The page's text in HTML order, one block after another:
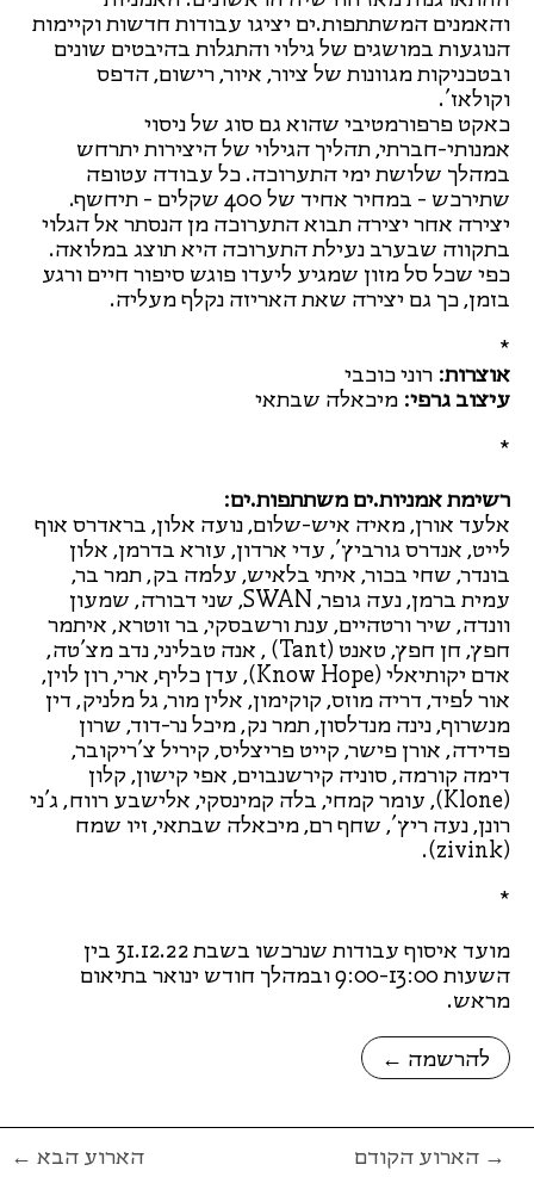
← להרשמה
והאמנים המשתתפות.ים יציגו עבודות חדשות וקיימות
הנוגעות במושגים של גילוי והתגלות בהיבטים שונים
ובטכניקות מגוונות של ציור, איור, רישום, הדפס
וקולאז'.
כאקט פרפורמטיבי שהוא גם סוג של ניסוי
אמנותי-חברתי, תהליך הגילוי של היצירות יתרחש
במהלך שלושת ימי התערוכה. כל עבודה עטופה
שתירכש - במחיר אחיד של 400 שקלים - תיחשף.
יצירה אחר יצירה תבוא התערוכה מן הנסתר אל הגלוי
בתקווה שבערב נעילת התערוכה היא תוצג במלואה.
כפי שכל סל מזון שמגיע ליעדו פוגש סיפור חיים ורגע
בזמן, כך גם יצירה שאת האריזה נקלף מעליה.
*
אוצרות: רוני כוכבי
עיצוב גרפי: מיכאלה שבתאי
*
רשימת אמניות.ים משתתפות.ים:
אלעד אורן, מאיה איש-שלום, נועה אלון, בראדרס אוף
לייט, אנדרס גורביץ', עדי ארדון, עזרא בדרמן, אלון
בונדר, שחי בכור, איתי בלאיש, עלמה בק, תמר בר,
עמית ברמן, נעה גופר, SWAN, שני דבורה, שמעון
וונדה, שיר ורטהיים, ענת ורשבסקי, בר זוטרא, איתמר
חפץ, חן חפץ, טאנט (Tant) , אנה טבליני, נדב מצ'טה,
אדם יקותיאלי (Know Hope), עדן כליף, ארי, רון לוין,
אור לפיד, דריה מוזס, קוקימון, אלין מור, גל מלניק, דין
מנשרוף, נינה מנדלסון, תמר נק, מיכל נר-דוד, שרון
פדידה, אורן פישר, קייט פריצליס, קיריל צ'ריקובר,
דימה קורמה, סוניה קירשנבוים, אפי קישון, קלון
(Klone), עומר קמחי, בלה קמינסקי, אלישבע רווח, ג'ני
רונן, נעה ריץ', שחף רם, מיכאלה שבתאי, זיו שמח
(zivink).
*
מועד איסוף עבודות שנרכשו בשבת 31.12.22 בין
השעות 9:00-13:00 ובמהלך חודש ינואר בתיאום
מראש.
← הארוע הבא הארוע הקודם →